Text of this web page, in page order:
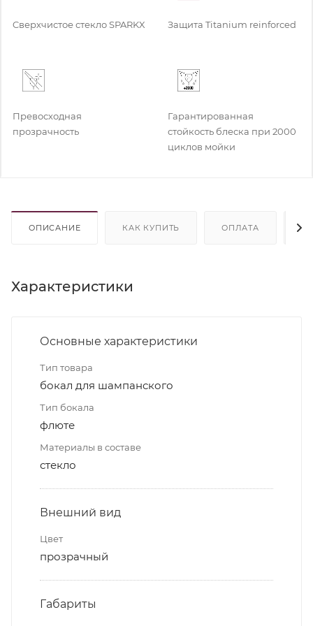
Cверхчистое стекло SPARKX Защита Titanium reinforced
Превосходная
прозрачность
Гарантированная
стойкость блеска при 2000
циклов мойки
ОПИСАНИЕ КАК КУПИТЬ ОПЛАТА
Характеристики
Основные характеристики
Тип товара
бокал для шампанского
Тип бокала
флюте
Материалы в составе
стекло
Внешний вид
Цвет
прозрачный
Габариты